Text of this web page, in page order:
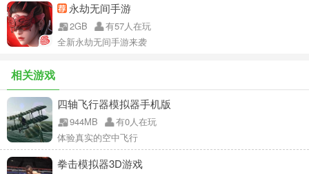
永劫无间手游
2GB
有57人在玩
全新永劫无间手游来袭
相关游戏
四轴飞行器模拟器手机版
944MB
有0人在玩
体验真实的空中飞行
拳击模拟器3D游戏